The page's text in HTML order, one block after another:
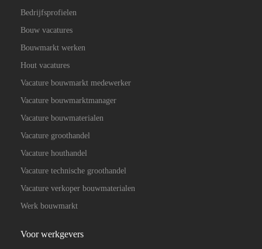
Bedrijfsprofielen
Bouw vacatures
Bouwmarkt werken
Hout vacatures
Vacature bouwmarkt medewerker
Vacature bouwmarktmanager
Vacature bouwmaterialen
Vacature groothandel
Vacature houthandel
Vacature technische groothandel
Vacature verkoper bouwmaterialen
Werk bouwmarkt
Voor werkgevers